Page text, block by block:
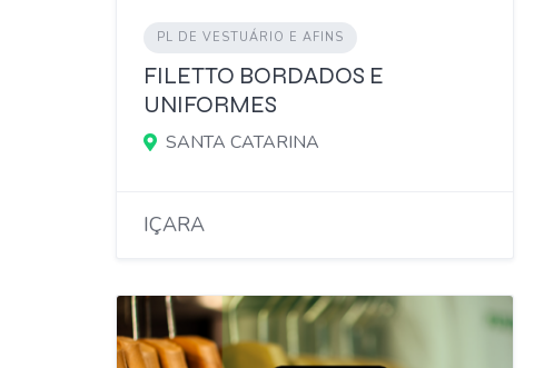
PL DE VESTUÁRIO E AFINS
FILETTO BORDADOS E
UNIFORMES
SANTA CATARINA
IÇARA